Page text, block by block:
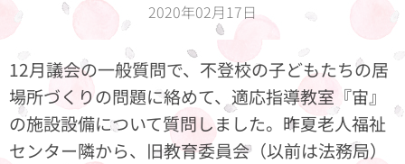
2020年02月17日
12月議会の一般質問で、不登校の子どもたちの居
場所づくりの問題に絡めて、適応指導教室『宙』
の施設設備について質問しました。昨夏老人福祉
センター隣から、旧教育委員会（以前は法務局）